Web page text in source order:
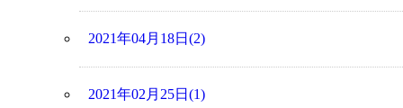
2021年04月18日(2)
2021年02月25日(1)